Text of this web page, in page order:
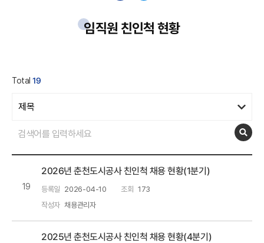
임직원 친인척 현황
Total19
19
2026년 춘천도시공사 친인척 채용 현황(1분기)
등록일 2026-04-10 조회 173
작성자 채용관리자
2025년 춘천도시공사 친인척 채용 현황(4분기)